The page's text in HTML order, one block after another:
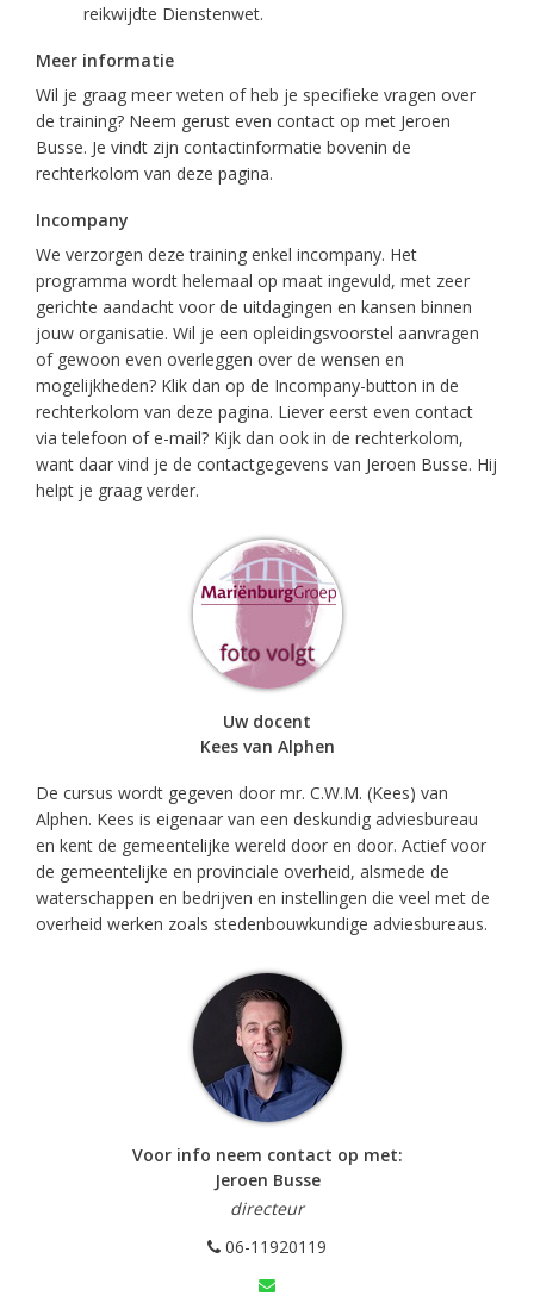
reikwijdte Dienstenwet.
Meer informatie
Wil je graag meer weten of heb je specifieke vragen over
de training? Neem gerust even contact op met Jeroen
Busse. Je vindt zijn contactinformatie bovenin de
rechterkolom van deze pagina.
Incompany
We verzorgen deze training enkel incompany. Het
programma wordt helemaal op maat ingevuld, met zeer
gerichte aandacht voor de uitdagingen en kansen binnen
jouw organisatie. Wil je een opleidingsvoorstel aanvragen
of gewoon even overleggen over de wensen en
mogelijkheden? Klik dan op de Incompany-button in de
rechterkolom van deze pagina. Liever eerst even contact
via telefoon of e-mail? Kijk dan ook in de rechterkolom,
want daar vind je de contactgegevens van Jeroen Busse. Hij
helpt je graag verder.
Uw docent
Kees van Alphen
De cursus wordt gegeven door mr. C.W.M. (Kees) van
Alphen. Kees is eigenaar van een deskundig adviesbureau
en kent de gemeentelijke wereld door en door. Actief voor
de gemeentelijke en provinciale overheid, alsmede de
waterschappen en bedrijven en instellingen die veel met de
overheid werken zoals stedenbouwkundige adviesbureaus.
Voor info neem contact op met:
Jeroen Busse
directeur
06-11920119